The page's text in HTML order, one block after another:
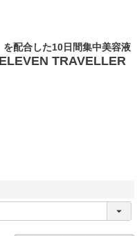
配合した10日間集中美容液
TRAVELLER